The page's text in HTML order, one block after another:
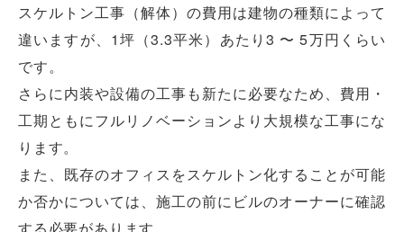
スケルトン工事（解体）の費用は建物の種類によって
違いますが、1坪（3.3平米）あたり3 〜 5万円くらい
です。
さらに内装や設備の工事も新たに必要なため、費用・
工期ともにフルリノベーションより大規模な工事にな
ります。
また、既存のオフィスをスケルトン化することが可能
か否かについては、施工の前にビルのオーナーに確認